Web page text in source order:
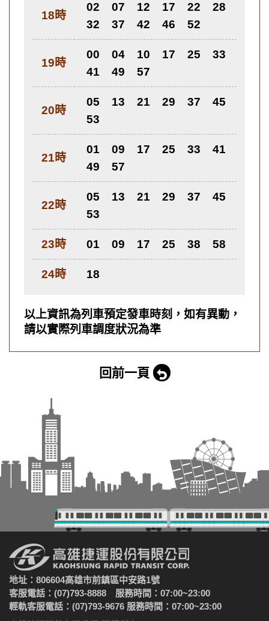
18時
02 07 12 17 22
28
32
37 42 46 52
19時
00 04 10 17 25
33
41
49 57
20時
05 13 21 29 37
45
53
21時
01 09 17 25 33
41
49
57
22時
05 13 21 29 37
45
53
23時 01 09 17 25 38 58
24時 18
以上資訊為列車預定發車時刻，如有異動，
請以實際列車調度狀況為準
回前一頁
地址：806604高雄市前鎮區中安路1號
客服電話：(07)793-8888 服務時間：07:00~23:00
輕軌客服電話：(07)793-9676 服務時間：07:00~23:00